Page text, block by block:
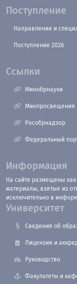
Поступление
Направления и
Поступление 2026
Ссылки
Минобрнауки
Минпросвещения
Рособрнадзор
Федеральный
Информация
На сайте размещены
материалы, взятые из
исключительно в
Университет
Сведения об
Лицензия и
Руководство
Факультеты и